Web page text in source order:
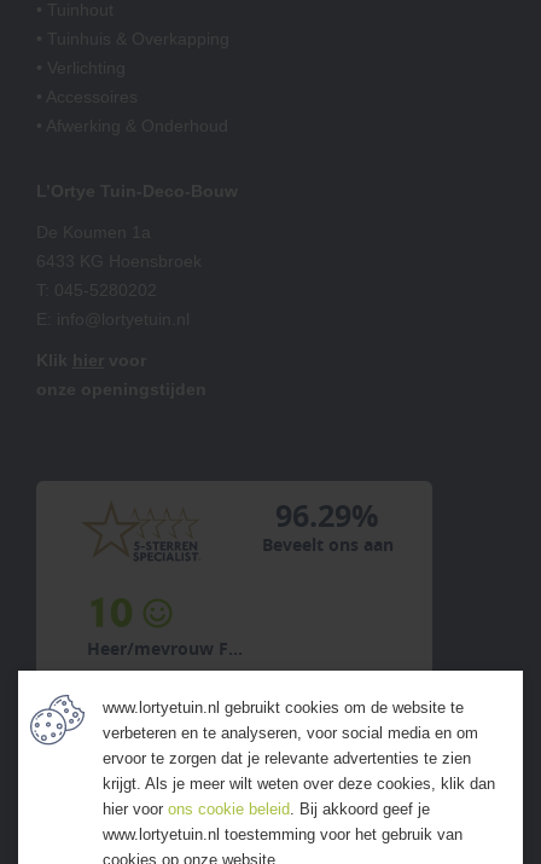
96.29%
Beveelt ons aan
10
Heer/mevrouw van Pamelen
previous
next
www.lortyetuin.nl gebruikt cookies om de website te
verbeteren en te analyseren, voor social media en om
ervoor te zorgen dat je relevante advertenties te zien
krijgt. Als je meer wilt weten over deze cookies, klik dan
hier voor ons cookie beleid. Bij akkoord geef je
www.lortyetuin.nl toestemming voor het gebruik van
cookies op onze website.